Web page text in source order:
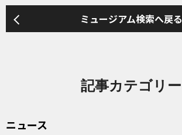
ミュージアム検索へ戻る
記事カテゴリー
ニュース